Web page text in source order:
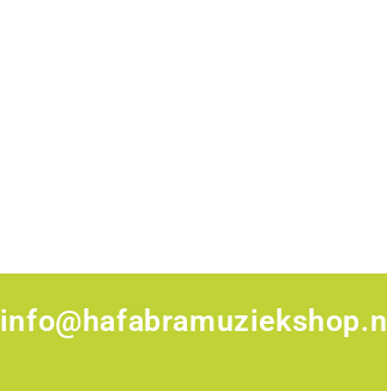
info@hafabramuziekshop.nl